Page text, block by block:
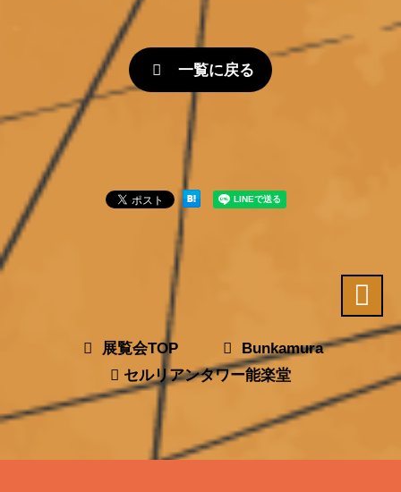
一覧に戻る
展覧会TOP
Bunkamura
セルリアンタワー能楽堂